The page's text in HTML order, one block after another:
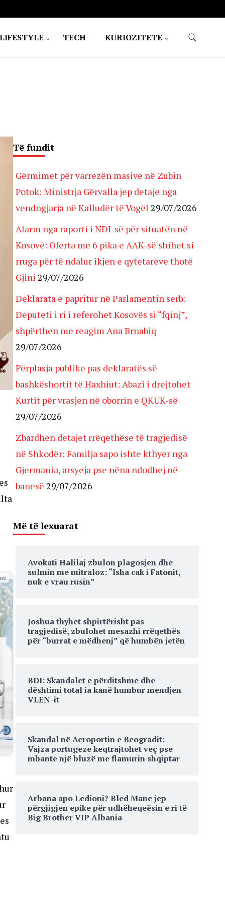
TECH KURIOZITETE
Të fundit
Gërmimet për varrezën masive në Zubin
Potok: Ministrja Gërvalla jep detaje nga
vendngjarja në Kalludër të Vogël 29/07/2026
Alarm nga raporti i NDI-së për situatën në
Kosovë: Oferta me 6 pika e AAK-së shihet si
rruga për të ndalur ikjen e qytetarëve thotë
Gjini 29/07/2026
Deklarata e papritur në Parlamentin serb:
Deputeti i ri i referohet Kosovës si “fqinj”,
shpërthen me reagim Ana Brnabiq
29/07/2026
Përplasja publike pas deklaratës së
bashkëshortit të Haxhiut: Abazi i drejtohet
Kurtit për vrasjen në oborrin e QKUK-së
29/07/2026
Zbardhen detajet rrëqethëse të tragjedisë
në Shkodër: Familja sapo ishte kthyer nga
Gjermania, arsyeja pse nëna ndodhej në
banesë 29/07/2026
Më të lexuarat
Avokati Halilaj zbulon plagosjen dhe
sulmin me mitraloz: “Isha cak i Fatonit,
nuk e vrau rusin”
Joshua thyhet shpirtërisht pas
tragjedisë, zbulohet mesazhi rrëqethës
për “burrat e mëdhenj” që humbën jetën
BDI: Skandalet e përditshme dhe
dështimi total ia kanë humbur mendjen
VLEN-it
Skandal në Aeroportin e Beogradit:
Vajza portugeze keqtrajtohet veç pse
mbante një bluzë me flamurin shqiptar
Arbana apo Ledioni? Bled Mane jep
përgjigjen epike për udhëheqeësin e ri të
Big Brother VIP Albania